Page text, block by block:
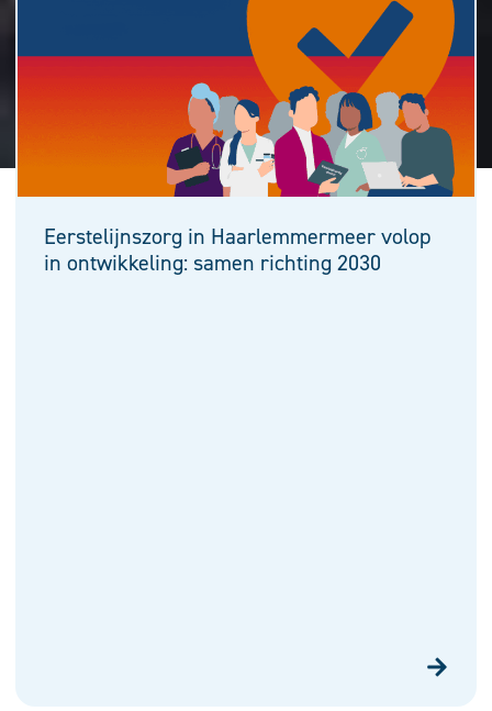
Eerstelijnszorg in Haarlemmermeer volop
in ontwikkeling: samen richting 2030